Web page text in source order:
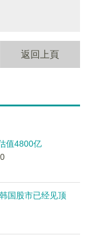
返回上頁
值4800亿
国股市已经见顶